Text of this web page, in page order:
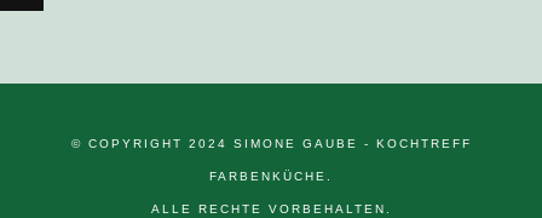
© COPYRIGHT 2024 SIMONE GAUBE - KOCHTREFF
FARBENKÜCHE.
ALLE RECHTE VORBEHALTEN.